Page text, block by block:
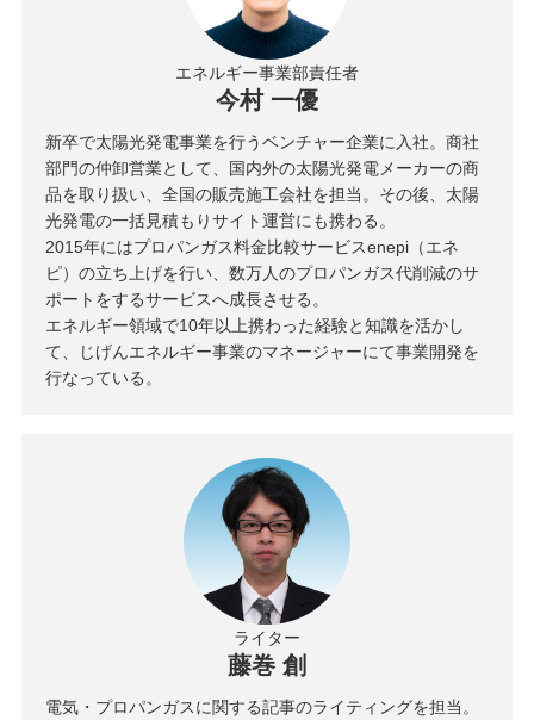
エネルギー事業部責任者
今村 一優
新卒で太陽光発電事業を行うベンチャー企業に入社。商社
部門の仲卸営業として、国内外の太陽光発電メーカーの商
品を取り扱い、全国の販売施工会社を担当。その後、太陽
光発電の一括見積もりサイト運営にも携わる。
2015年にはプロパンガス料金比較サービスenepi（エネ
ピ）の立ち上げを行い、数万人のプロパンガス代削減のサ
ポートをするサービスへ成長させる。
エネルギー領域で10年以上携わった経験と知識を活かし
て、じげんエネルギー事業のマネージャーにて事業開発を
行なっている。
ライター
藤巻 創
電気・プロパンガスに関する記事のライティングを担当。